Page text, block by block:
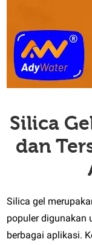
Silica
dan
Silica gel
populer digunakan
berbagai aplikasi.